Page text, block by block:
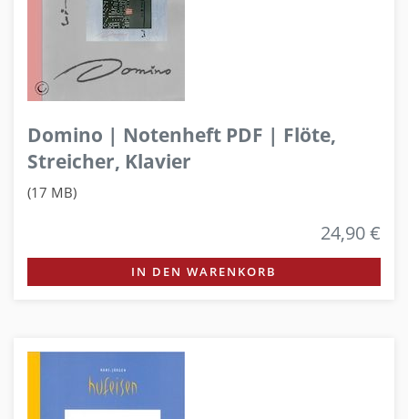
Domino | Notenheft PDF | Flöte,
Streicher, Klavier
(17 MB)
24,90 €
IN DEN WARENKORB